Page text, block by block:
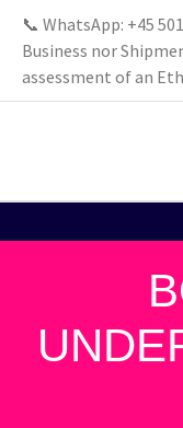
📞 WhatsApp: +45
Business nor
assessment of an